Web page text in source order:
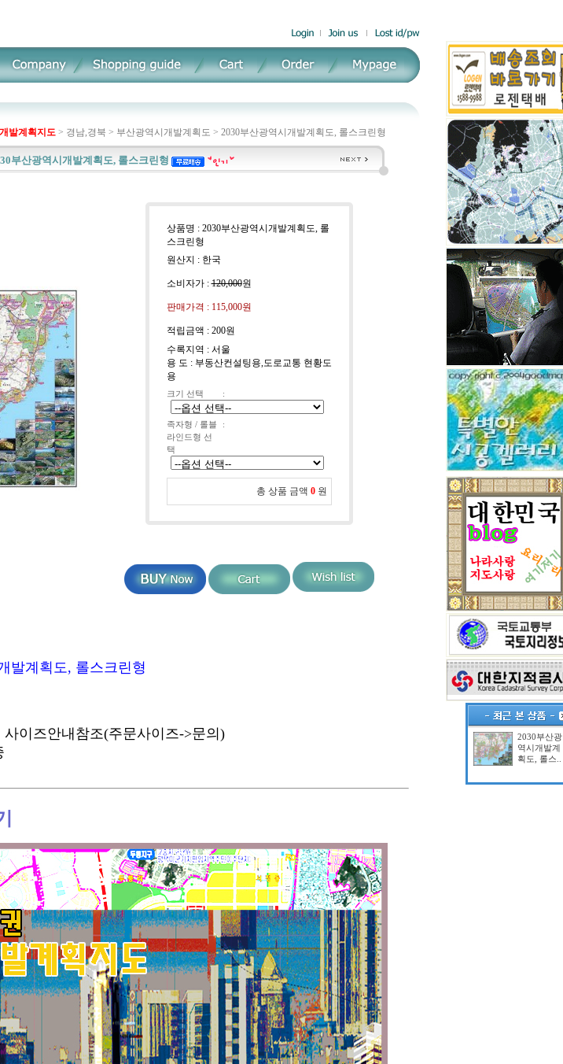
발계획지도 > 경남,경북 > 부산광역시개발계획도 > 2030부산광역시개발계획도, 롤스크린형
부산광역시개발계획도, 롤스크린형
상품명 : 2030부산광역시개발계획도, 롤
스크린형
원산지 : 한국
소비자가 :120,000원
판매가격 : 115,000원
적립금액 : 200원
수록지역 : 서울
용 도 : 부동산컨설팅용,도로교통 현황도
용
크기 선택 :
족자형 / 롤블
라인드형 선
택
:
총 상품 금액 0 원
발계획도, 롤스크린형
이즈안내참조(주문사이즈->문의)
2030부산광
역시개발계
획도, 롤스..